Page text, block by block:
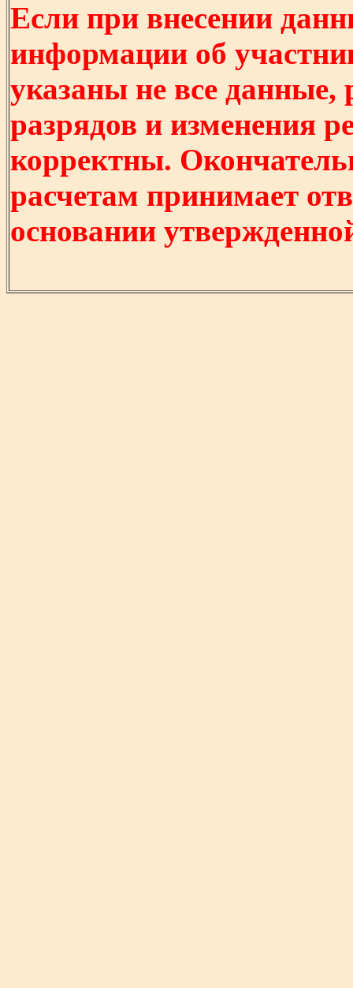
Если при внесении
информации об
указаны не все
разрядов и изменения
корректны.
расчетам принимает
основании